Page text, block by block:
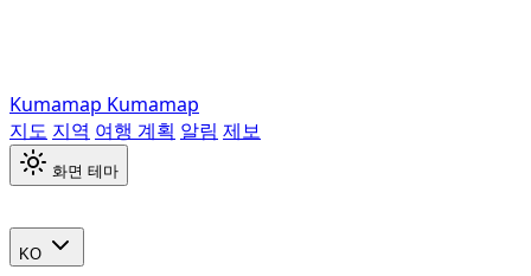
Kumamap Kumamap
지도 지역 여행 계획 알림 제보
화면 테마
KO